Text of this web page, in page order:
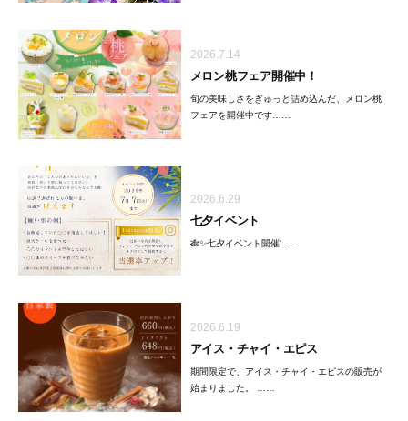
2026.7.14
メロン桃フェア開催中！
旬の美味しさをぎゅっと詰め込んだ、メロン桃
フェアを開催中です……
2026.6.29
七夕イベント
🎋✨七夕イベント開催'……
2026.6.19
アイス・チャイ・エピス
期間限定で、アイス・チャイ・エピスの販売が
始まりました。 ……